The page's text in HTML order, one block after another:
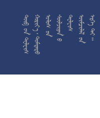










































































































